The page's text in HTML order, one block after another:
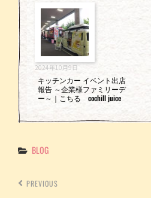
2024年10月9日
キッチンカー イベント出店
報告 ～企業様ファミリーデ
ー～｜こちる cochill juice
Categories
BLOG
PREVIOUS